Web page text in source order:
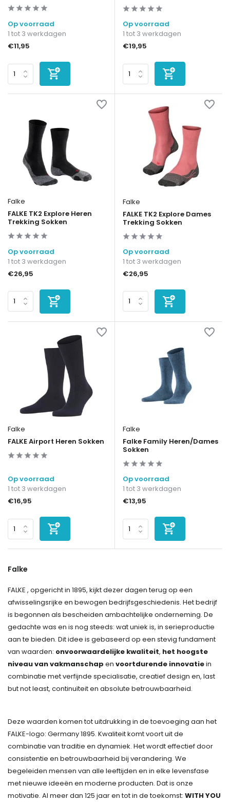
Op voorraad
1 tot 3 werkdagen
€11,95
Op voorraad
1 tot 3 werkdagen
€19,95
Falke
FALKE TK2 Explore Heren
Trekking Sokken
Op voorraad
1 tot 3 werkdagen
€26,95
Falke
FALKE TK2 Explore Dames
Trekking Sokken
Op voorraad
1 tot 3 werkdagen
€26,95
Falke
FALKE Airport Heren Sokken
Op voorraad
1 tot 3 werkdagen
€16,95
Falke
Falke Family Heren/Dames
Sokken
Op voorraad
1 tot 3 werkdagen
€13,95
Falke
FALKE , opgericht in 1895, kijkt dezer dagen terug op een
afwisselingsrijke en bewogen bedrijfsgeschiedenis. Het bedrijf
is begonnen als bescheiden ambachtelijke onderneming. De
gedachte was en is nog steeds: wat uniek is, in serieproductie
aan te bieden. Dit idee is gebaseerd op een stevig fundament
van waarden: onvoorwaardelijke kwaliteit, het hoogste
niveau van vakmanschap en voortdurende innovatiein
combinatie met verfijnde specialisatie, creatief design en, last
but not least, continuïteit en absolute betrouwbaarheid.
Deze waarden komen tot uitdrukking in de toevoeging aan het
FALKE-logo: Germany 1895. Kwaliteit komt voort uit de
combinatie van traditie en dynamiek. Het wordt effectief door
consistentie en betrouwbaarheid bij verandering. We
begeleiden mensen van alle leeftijden en in elke levensfase
met nieuwe ideeën en moderne producten. Dat is onze
motivatie. Al meer dan 125 jaar en tot in de toekomst: WITH YOU